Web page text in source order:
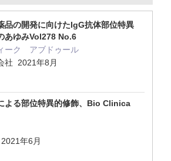
品の開発に向けたIgG抗体部位特異
あゆみVol278 No.6
ーク アブドゥール
社 2021年8月
よる部位特異的修飾、Bio Clinica
年6月